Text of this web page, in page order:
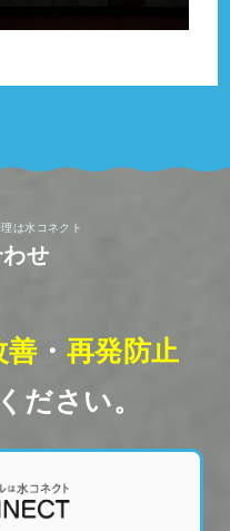
は水コネクト
せ
善 ・ 再発防止
ださい。